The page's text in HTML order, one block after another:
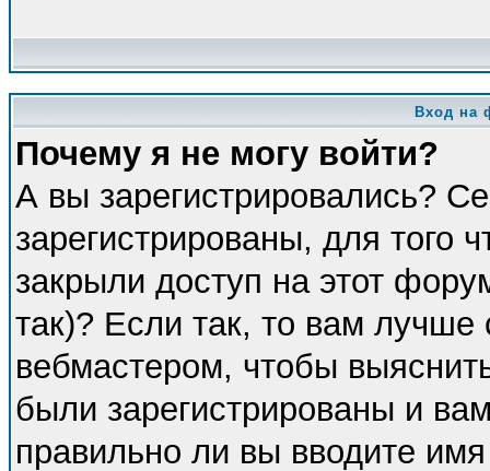
Вход на
Почему я не могу войти?
А вы зарегистрировались?
зарегистрированы, для того
закрыли доступ на этот
так)? Если так, то вам лучше
вебмастером, чтобы
были зарегистрированы и
правильно ли вы вводите